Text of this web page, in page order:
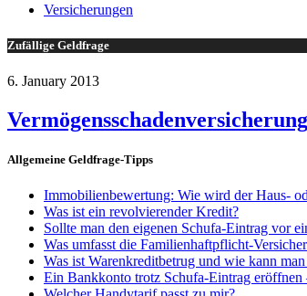
Versicherungen
Zufällige Geldfrage
6. January 2013
Allgemeine Geldfrage-Tipps
Immobilienbewertung: Wie wird der Haus-
Was ist ein revolvierender Kredit?
Sollte man den eigenen Schufa-Eintrag vor
Was umfasst die Familienhaftpflicht-
Was ist Warenkreditbetrug und wie kann
Ein Bankkonto trotz Schufa-Eintrag eröffnen